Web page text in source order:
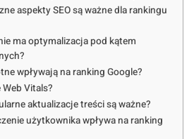
aspekty SEO są ważne dla rankingu
ma optymalizacja pod kątem
wpływają na ranking Google?
Web Vitals?
aktualizacje treści są ważne?
użytkownika wpływa na ranking